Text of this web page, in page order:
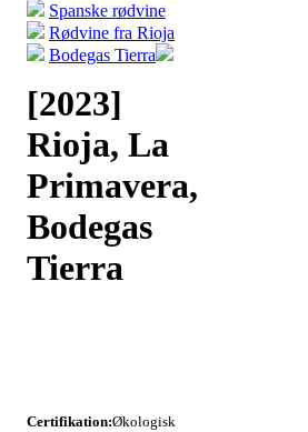
Spanske rødvine
Rødvine fra Rioja
Bodegas Tierra
[2023]
Rioja, La
Primavera,
Bodegas
Tierra
Certifikation:Økologisk